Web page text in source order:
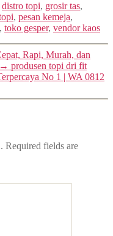
distro topi, grosir tas,
, pesan kemeja,
, toko gesper, vendor kaos
Rapi, Murah, dan
→ produsen topi dri fit
No 1 | WA 0812
Required fields are